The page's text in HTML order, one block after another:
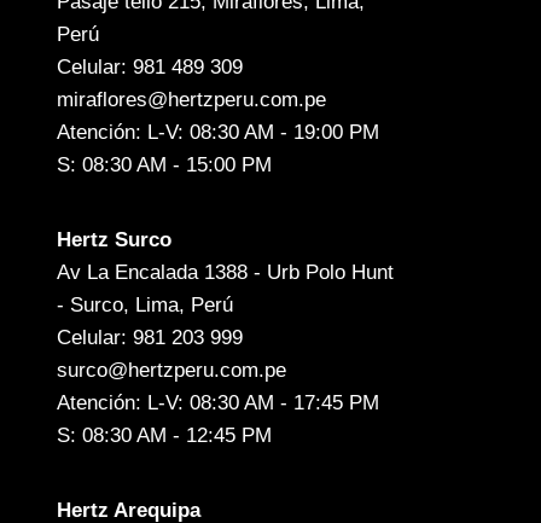
Perú
Celular: 981 489 309
miraflores@hertzperu.com.pe
Atención: L-V: 08:30 AM - 19:00 PM
S: 08:30 AM - 15:00 PM
Hertz Surco
Av La Encalada 1388 - Urb Polo Hunt
- Surco, Lima, Perú
Celular: 981 203 999
surco@hertzperu.com.pe
Atención: L-V: 08:30 AM - 17:45 PM
S: 08:30 AM - 12:45 PM
Hertz Arequipa